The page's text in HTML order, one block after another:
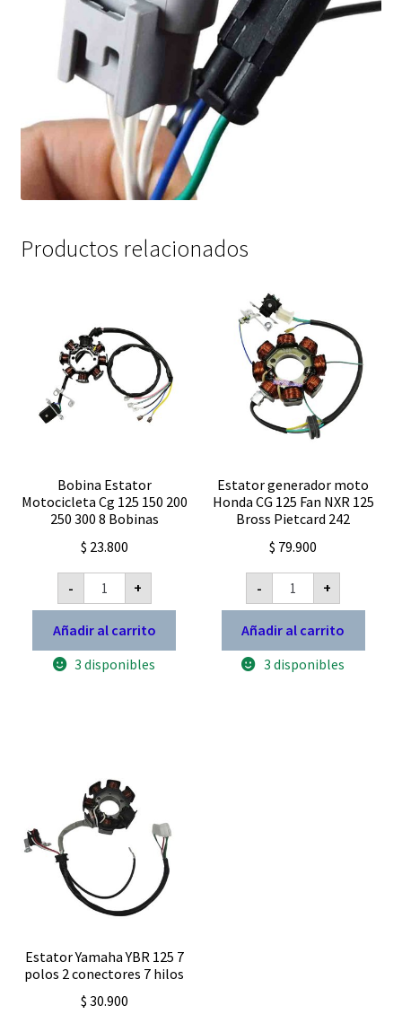
Productos relacionados
Bobina Estator
Motocicleta Cg 125 150 200
250 300 8 Bobinas
$ 23.800
-
Bobina
Estator
Motocicleta
Cg
125
150
200
+
Añadir al carrito
3 disponibles
Estator generador moto
Honda CG 125 Fan NXR 125
Bross Pietcard 242
$ 79.900
-
Estator
generador
moto
Honda
CG
125
Fan
+
Añadir al carrito
3 disponibles
Estator Yamaha YBR 125 7
polos 2 conectores 7 hilos
$ 30.900